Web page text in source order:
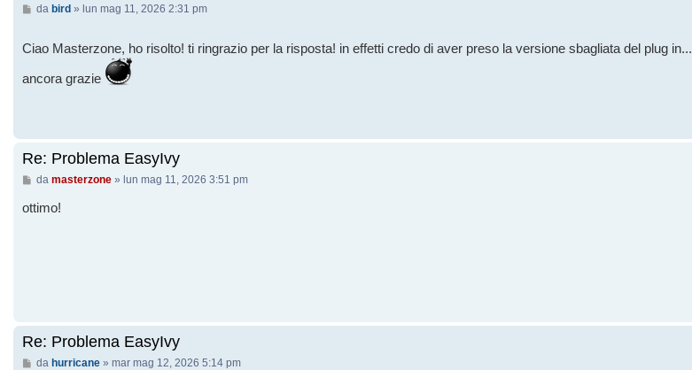
Messaggio
da bird » lun mag 11, 2026 2:31 pm
Ciao Masterzone, ho risolto! ti ringrazio per la risposta! in effetti credo di aver preso la versione sbagliata del plug in...
ancora grazie
Re: Problema EasyIvy
Messaggio
da masterzone» lun mag 11, 2026 3:51 pm
ottimo!
Re: Problema EasyIvy
Messaggio
da hurricane» mar mag 12, 2026 5:14 pm